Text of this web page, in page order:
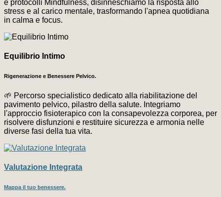
e protocolli Mindfulness, disinneschiamo la risposta allo
stress e al carico mentale, trasformando l'apnea quotidiana
in calma e focus.
Equilibrio Intimo
Rigenerazione e Benessere Pelvico.
🌱 Percorso specialistico dedicato alla riabilitazione del
pavimento pelvico, pilastro della salute. Integriamo
l'approccio fisioterapico con la consapevolezza corporea, per
risolvere disfunzioni e restituire sicurezza e armonia nelle
diverse fasi della tua vita.
Valutazione Integrata
Mappa il tuo benessere.